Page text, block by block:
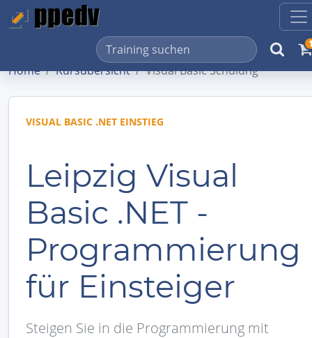
Home Kursübersicht Visual Basic Schulung
VISUAL BASIC .NET EINSTIEG
Leipzig Visual
Basic .NET -
Programmierung
für Einsteiger
Steigen Sie in die Programmierung mit